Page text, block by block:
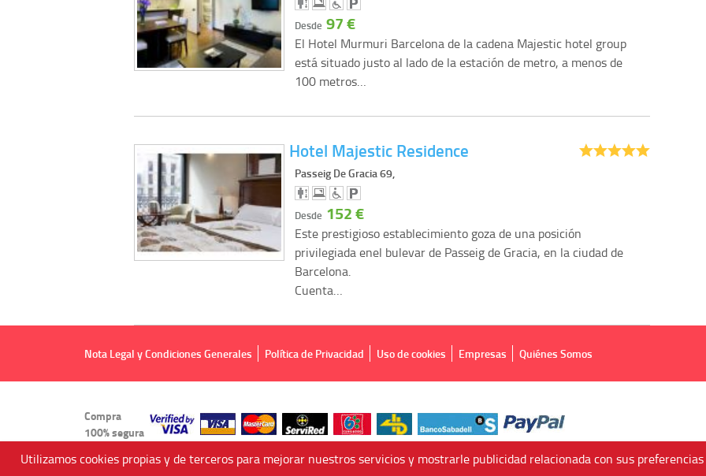
Desde 97 €
El Hotel Murmuri Barcelona de la cadena Majestic hotel group
está situado justo al lado de la estación de metro, a menos de
100 metros…
Hotel Majestic Residence
Passeig De Gracia 69,
Desde 152 €
Este prestigioso establecimiento goza de una posición
privilegiada enel bulevar de Passeig de Gracia, en la ciudad de
Barcelona.
Cuenta…
Nota Legal y Condiciones Generales Política de Privacidad Uso de cookies Empresas Quiénes Somos
Compra
100% segura
Utilizamos cookies propias y de terceros para mejorar nuestros servicios y mostrarle publicidad relacionada con sus